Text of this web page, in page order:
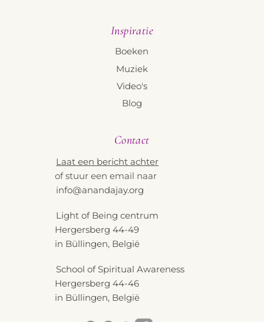
Contact
Laat een bericht achter
of stuur een email naar
info@anandajay.org
Light of Being centrum
Hergersberg 44-49
in Büllingen, België
School of Spiritual Awareness
Hergersberg 44-46
in Büllingen, België
Inspiratie
Boeken
Muziek
Video's
Blog